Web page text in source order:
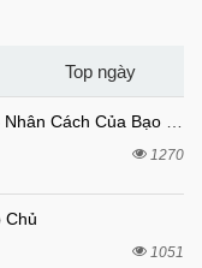
Top ngày
1270
Chủ
1051